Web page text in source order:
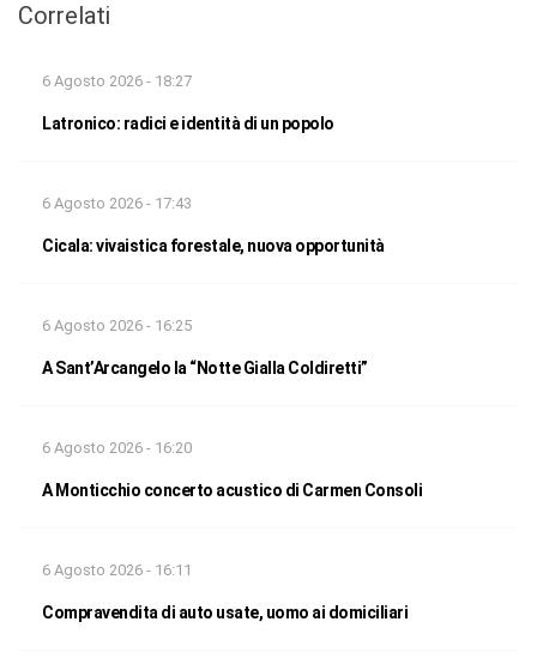
Correlati
6 Agosto 2026 - 18:27
Latronico: radici e identità di un popolo
6 Agosto 2026 - 17:43
Cicala: vivaistica forestale, nuova opportunità
6 Agosto 2026 - 16:25
A Sant’Arcangelo la “Notte Gialla Coldiretti”
6 Agosto 2026 - 16:20
A Monticchio concerto acustico di Carmen Consoli
6 Agosto 2026 - 16:11
Compravendita di auto usate, uomo ai domiciliari